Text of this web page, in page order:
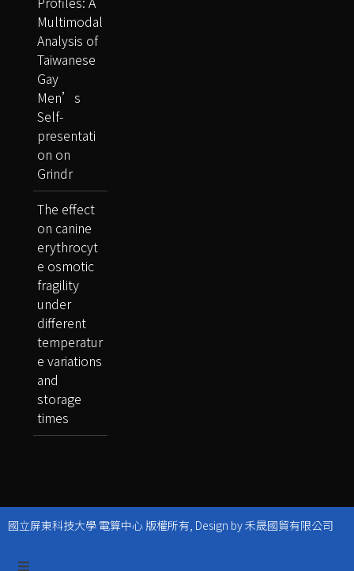
Multimodal
Analysis of
Taiwanese
Gay
Men’s
Self-
presentati
on on
Grindr
The effect
on canine
erythrocyt
e osmotic
fragility
under
different
temperatur
e variations
and
storage
times
國立屏東科技大學 電算中心 版權所有, Design by 禾晟國貿有限公司